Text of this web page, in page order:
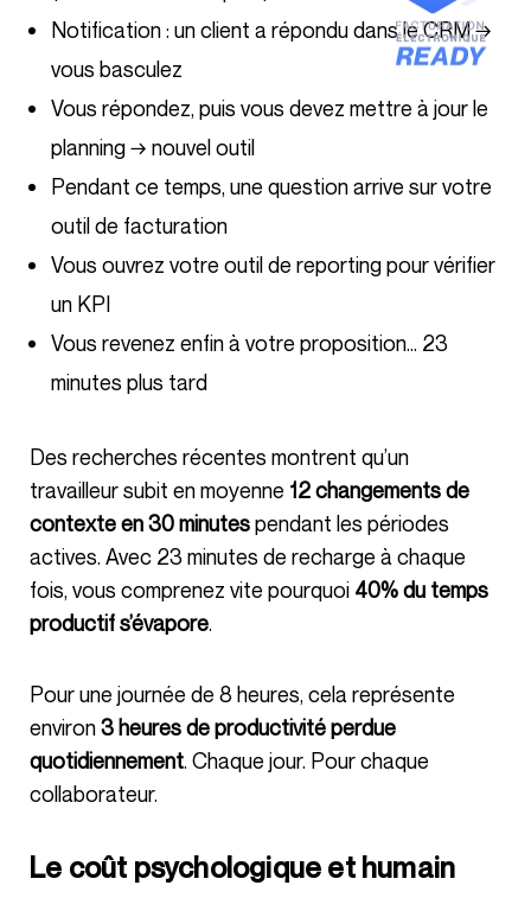
Notification : un client a répondu dans le CRM →
vous basculez
Vous répondez, puis vous devez mettre à jour le
planning → nouvel outil
Pendant ce temps, une question arrive sur votre
outil de facturation
Vous ouvrez votre outil de reporting pour vérifier
un KPI
Vous revenez enfin à votre proposition… 23
minutes plus tard
Des recherches récentes montrent qu’un
travailleur subit en moyenne 12 changements de
contexte en 30 minutespendant les périodes
actives. Avec 23 minutes de recharge à chaque
fois, vous comprenez vite pourquoi 40% du temps
productif s’évapore.
Pour une journée de 8 heures, cela représente
environ3 heures de productivité perdue
quotidiennement. Chaque jour. Pour chaque
collaborateur.
Le coût psychologique et humain